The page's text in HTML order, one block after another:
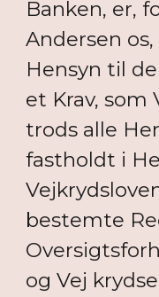
Banken, er,
Andersen
Hensyn til
et Krav,
trods alle
fastholdt i
bestemte
og Vej